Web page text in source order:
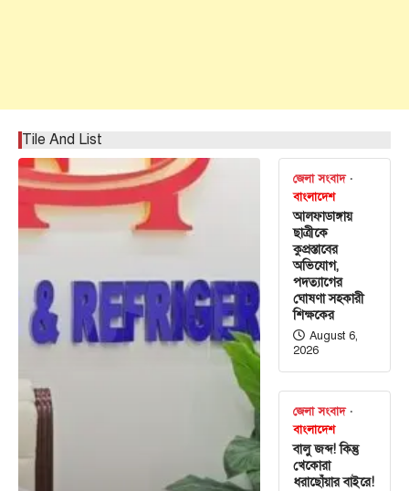
Tile And List
জেলা সংবাদ
বাংলাদেশ
আলফাডাঙ্গায়
ছাত্রীকে
কুপ্রস্তাবের
অভিযোগ,
পদত্যাগের
ঘোষণা সহকারী
শিক্ষকের
August 6,
2026
জেলা সংবাদ
বাংলাদেশ
বালু জব্দ! কিন্তু
খেকোরা
ধরাছোঁয়ার বাইরে!